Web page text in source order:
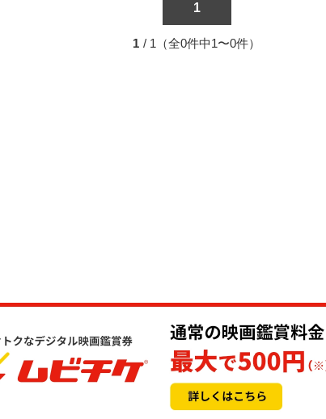
1
1 / 1（全0件中1〜0件）